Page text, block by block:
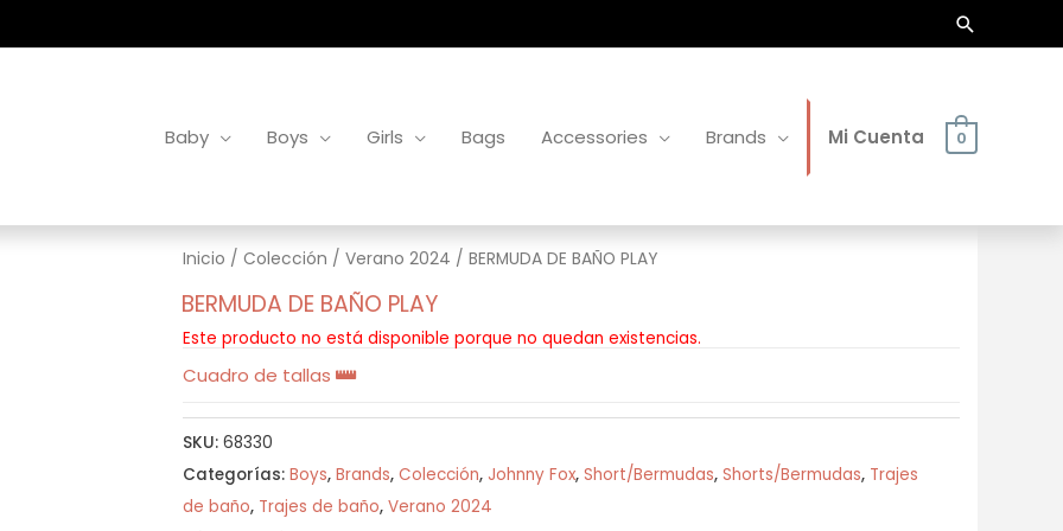
Buscar
Baby Boys Girls Bags Accessories Brands Mi Cuenta 0
Inicio / Colección / Verano 2024 / BERMUDA DE BAÑO PLAY
BERMUDA DE BAÑO PLAY
Este producto no está disponible porque no quedan existencias.
Cuadro de tallas
SKU: 68330
Categorías: Boys, Brands, Colección, Johnny Fox, Short/Bermudas, Shorts/Bermudas, Trajes
de baño, Trajes de baño, Verano 2024